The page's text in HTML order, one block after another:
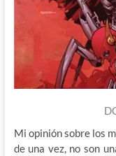
Mi opinión sobre los
de una vez, no son